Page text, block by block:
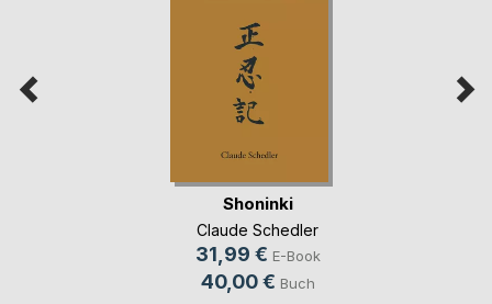
Shoninki
Claude Schedler
31,99 € E-Book
40,00 € Buch